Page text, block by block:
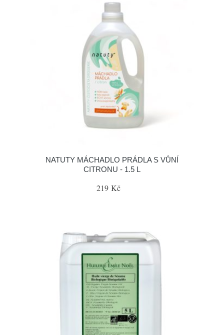
NATUTY MÁCHADLO PRÁDLA S VŮNÍ
CITRONU - 1.5 L
219 Kč